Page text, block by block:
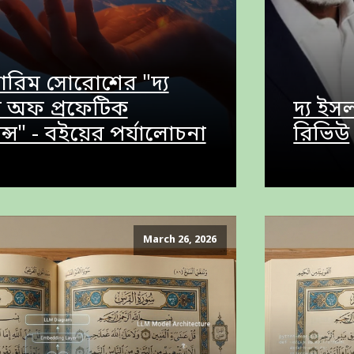
সোরোশের "দ্য
অফ প্রফেটিক
- বইয়ের পর্যালোচনা
দ্য
রিভিউ
March 26, 2026